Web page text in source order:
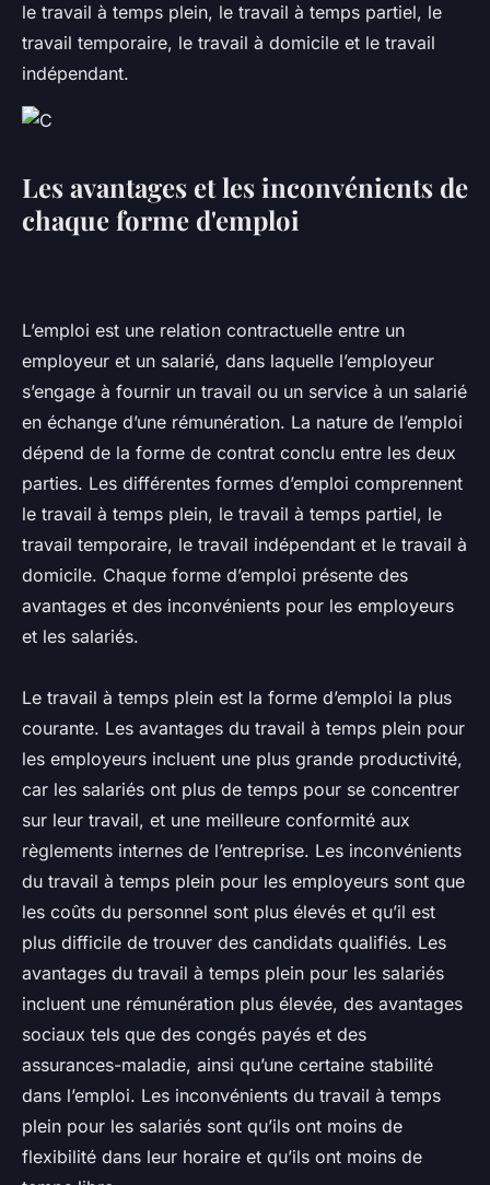
le travail à temps plein, le travail à temps partiel, le
travail temporaire, le travail à domicile et le travail
indépendant.
Les avantages et les inconvénients de
chaque forme d'emploi
L’emploi est une relation contractuelle entre un
employeur et un salarié, dans laquelle l’employeur
s’engage à fournir un travail ou un service à un salarié
en échange d’une rémunération. La nature de l’emploi
dépend de la forme de contrat conclu entre les deux
parties. Les différentes formes d’emploi comprennent
le travail à temps plein, le travail à temps partiel, le
travail temporaire, le travail indépendant et le travail à
domicile. Chaque forme d’emploi présente des
avantages et des inconvénients pour les employeurs
et les salariés.
Le travail à temps plein est la forme d’emploi la plus
courante. Les avantages du travail à temps plein pour
les employeurs incluent une plus grande productivité,
car les salariés ont plus de temps pour se concentrer
sur leur travail, et une meilleure conformité aux
règlements internes de l’entreprise. Les inconvénients
du travail à temps plein pour les employeurs sont que
les coûts du personnel sont plus élevés et qu’il est
plus difficile de trouver des candidats qualifiés. Les
avantages du travail à temps plein pour les salariés
incluent une rémunération plus élevée, des avantages
sociaux tels que des congés payés et des
assurances-maladie, ainsi qu’une certaine stabilité
dans l’emploi. Les inconvénients du travail à temps
plein pour les salariés sont qu’ils ont moins de
flexibilité dans leur horaire et qu’ils ont moins de